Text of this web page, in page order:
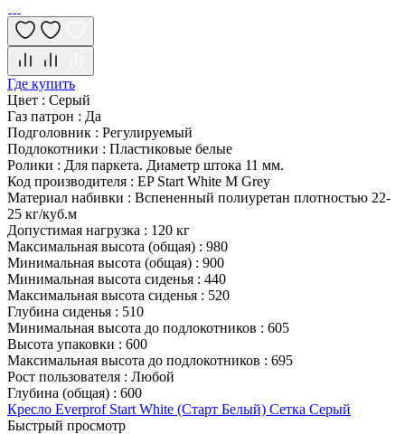
Где купить
Цвет : Серый
Газ патрон : Да
Подголовник : Регулируемый
Подлокотники : Пластиковые белые
Ролики : Для паркета. Диаметр штока 11 мм.
Код производителя : EP Start White M Grey
Материал набивки : Вспененный полиуретан плотностью 22-
25 кг/куб.м
Допустимая нагрузка : 120 кг
Максимальная высота (общая) : 980
Минимальная высота (общая) : 900
Минимальная высота сиденья : 440
Максимальная высота сиденья : 520
Глубина сиденья : 510
Минимальная высота до подлокотников : 605
Высота упаковки : 600
Максимальная высота до подлокотников : 695
Рост пользователя : Любой
Глубина (общая) : 600
Кресло Everprof Start White (Старт Белый) Сетка Серый
Быстрый просмотр